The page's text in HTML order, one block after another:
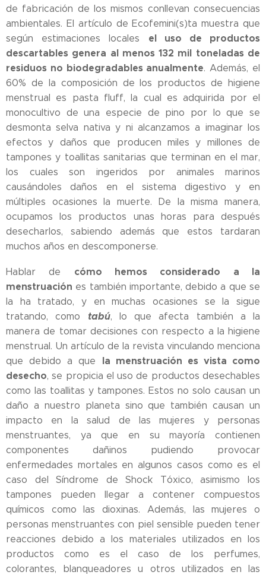
de fabricación de los mismos conllevan consecuencias
ambientales. El artículo de Ecofemini(s)ta muestra que
según estimaciones locales el uso de productos
descartables genera al menos 132 mil toneladas de
residuos no biodegradables anualmente. Además, el
60% de la composición de los productos de higiene
menstrual es pasta fluff, la cual es adquirida por el
monocultivo de una especie de pino por lo que se
desmonta selva nativa y ni alcanzamos a imaginar los
efectos y daños que producen miles y millones de
tampones y toallitas sanitarias que terminan en el mar,
los cuales son ingeridos por animales marinos
causándoles daños en el sistema digestivo y en
múltiples ocasiones la muerte. De la misma manera,
ocupamos los productos unas horas para después
desecharlos, sabiendo además que estos tardaran
muchos años en descomponerse.
Hablar de cómo hemos considerado a la
menstruación es también importante, debido a que se
la ha tratado, y en muchas ocasiones se la sigue
tratando, como tabú, lo que afecta también a la
manera de tomar decisiones con respecto a la higiene
menstrual. Un artículo de la revista vinculando menciona
que debido a que la menstruación es vista como
desecho, se propicia el uso de productos desechables
como las toallitas y tampones. Estos no solo causan un
daño a nuestro planeta sino que también causan un
impacto en la salud de las mujeres y personas
menstruantes, ya que en su mayoría contienen
componentes dañinos pudiendo provocar
enfermedades mortales en algunos casos como es el
caso del Síndrome de Shock Tóxico, asimismo los
tampones pueden llegar a contener compuestos
químicos como las dioxinas. Además, las mujeres o
personas menstruantes con piel sensible pueden tener
reacciones debido a los materiales utilizados en los
productos como es el caso de los perfumes,
colorantes, blanqueadores u otros utilizados en las